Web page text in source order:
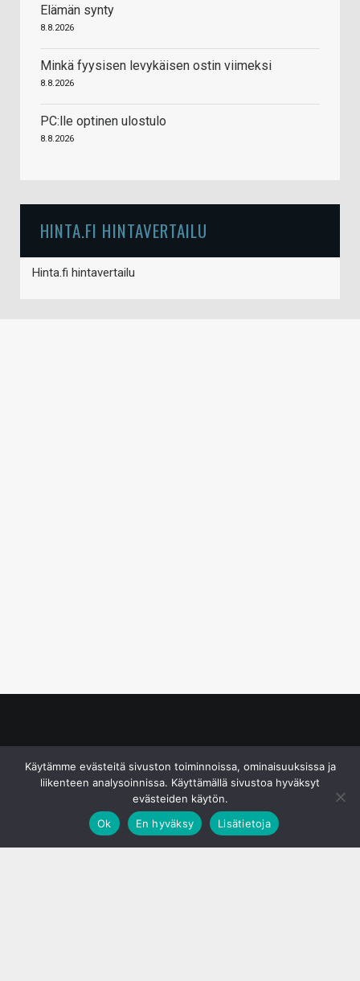
Elämän synty
8.8.2026
Minkä fyysisen levykäisen ostin viimeksi
8.8.2026
PC:lle optinen ulostulo
8.8.2026
HINTA.FI HINTAVERTAILU
Hinta.fi hintavertailu
Käytämme evästeitä sivuston toiminnoissa, ominaisuuksissa ja
liikenteen analysoinnissa. Käyttämällä sivustoa hyväksyt
evästeiden käytön.
Ok
En hyväksy Lisätietoja